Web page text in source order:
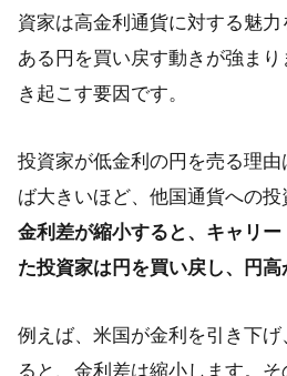
資家は高金利通貨に対する魅
ある円を買い戻す動きが強まり
き起こす要因です。
投資家が低金利の円を売る理
ば大きいほど、他国通貨への投
金利差が縮小すると、キャリ
た投資家は円を買い戻し、円高
例えば、米国が金利を引き下
ると、金利差は縮小します。